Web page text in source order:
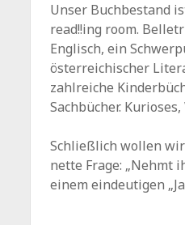
Unser Buchbestand
read!!ing room.
Englisch, ein
österreichischer
zahlreiche
Sachbücher.
Schließlich wollen
nette Frage: „Nehmt
einem eindeutigen